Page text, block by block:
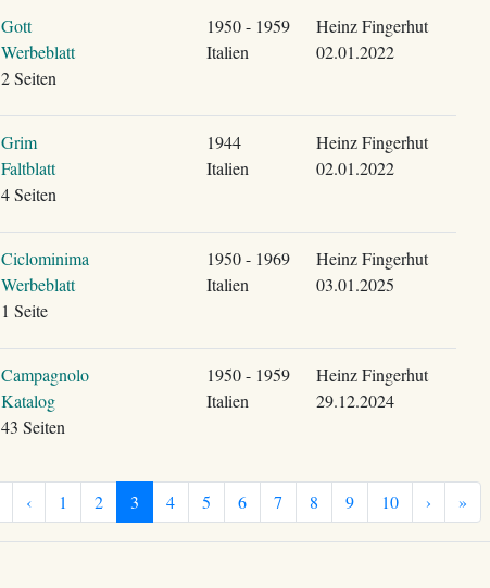
Gott
Werbeblatt
2 Seiten
1950 - 1959
Italien
Heinz Fingerhut
02.01.2022
Grim
Faltblatt
4 Seiten
1944
Italien
Heinz Fingerhut
02.01.2022
Ciclominima
Werbeblatt
1 Seite
1950 - 1969
Italien
Heinz Fingerhut
03.01.2025
Campagnolo
Katalog
43 Seiten
1950 - 1959
Italien
Heinz Fingerhut
29.12.2024
‹ 1 2 3 4 5 6 7 8 9 10 › »